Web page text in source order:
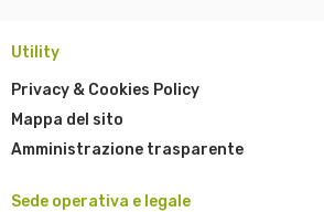
Utility
Privacy & Cookies Policy
Mappa del sito
Amministrazione trasparente
Sede operativa e legale